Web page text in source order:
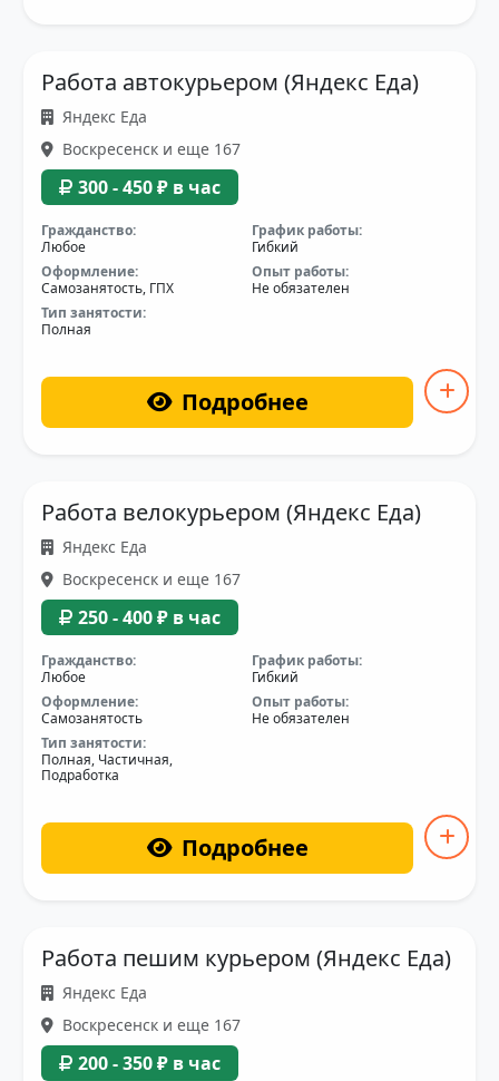
Работа автокурьером (Яндекс Еда)
Яндекс Еда
Воскресенск и еще 167
300 - 450 ₽ в час
Гражданство:
Любое
График работы:
Гибкий
Оформление:
Самозанятость, ГПХ
Опыт работы:
Не обязателен
Тип занятости:
Полная
Подробнее
Работа велокурьером (Яндекс Еда)
Яндекс Еда
Воскресенск и еще 167
250 - 400 ₽ в час
Гражданство:
Любое
График работы:
Гибкий
Оформление:
Самозанятость
Опыт работы:
Не обязателен
Тип занятости:
Полная, Частичная,
Подработка
Подробнее
Работа пешим курьером (Яндекс Еда)
Яндекс Еда
Воскресенск и еще 167
200 - 350 ₽ в час